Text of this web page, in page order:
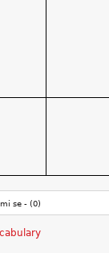
se - (0)